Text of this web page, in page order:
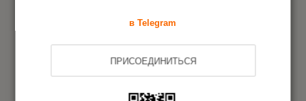
в Telegram
ПРИСОЕДИНИТЬСЯ